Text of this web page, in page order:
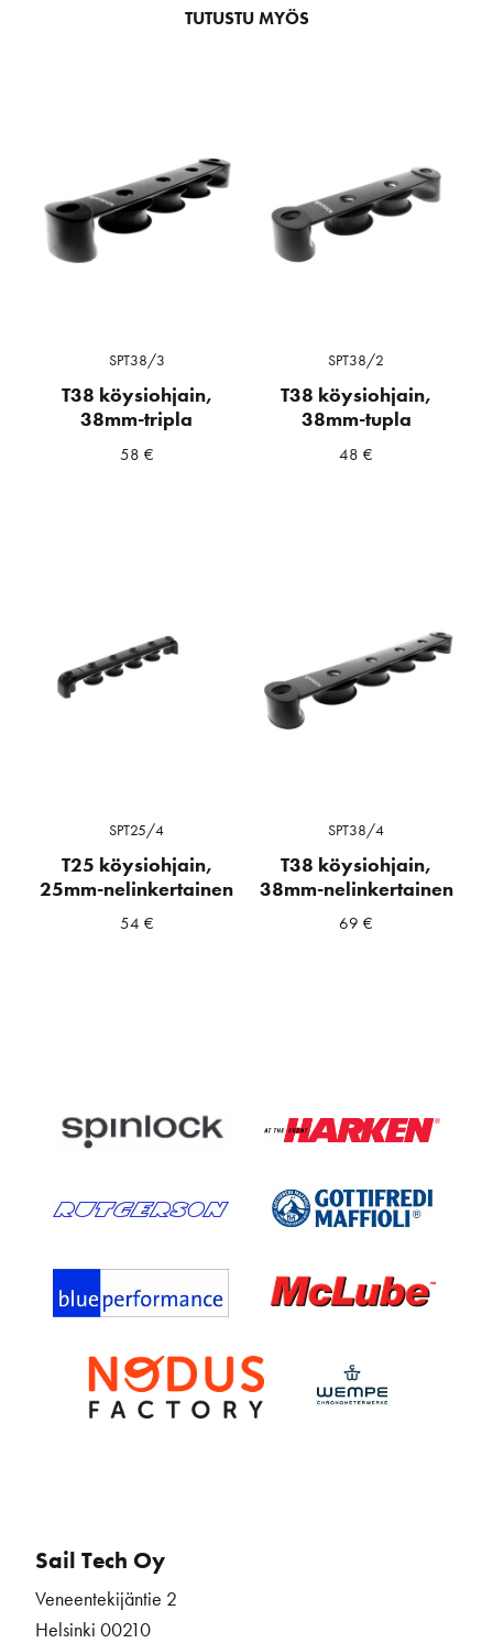
TUTUSTU MYÖS
SPT38/3
T38 köysiohjain,
38mm-tripla
58 €
SPT38/2
T38 köysiohjain,
38mm-tupla
48€
SPT25/4
T25 köysiohjain,
25mm-nelinkertainen
54 €
SPT38/4
T38 köysiohjain,
38mm-nelinkertainen
69€
Sail Tech Oy
Veneentekijäntie 2
Helsinki 00210